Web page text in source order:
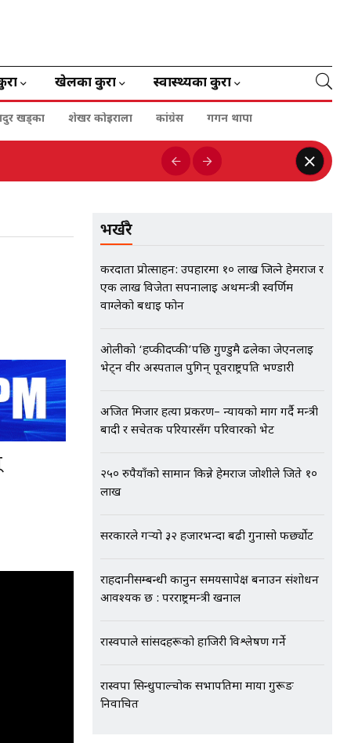
खेलका कुरा स्वास्थ्यका कुरा
खड्का शेखर कोइराला कांग्रेस गगन थापा
भर्खरै
करदाता प्रोत्साहन: उपहारमा १० लाख जित्ने हेमराज र
एक लाख विजेता सपनालाई अर्थमन्त्री स्वर्णिम
वाग्लेको बधाई फोन
ओलीको ‘हप्कीदप्की’पछि गुण्डुमै ढलेका जेएनलाई
भेट्न वीर अस्पताल पुगिन् पूर्वराष्ट्रपति भण्डारी
अजित मिजार हत्या प्रकरण– न्यायको माग गर्दै मन्त्री
बादी र सचेतक परियारसँग परिवारको भेट
२५० रुपैयाँको सामान किन्ने हेमराज जोशीले जिते १०
लाख
सरकारले गर्‍यो ३२ हजारभन्दा बढी गुनासो फर्छ्योट
राहदानीसम्बन्धी कानुन समयसापेक्ष बनाउन संशोधन
आवश्यक छ : परराष्ट्रमन्त्री खनाल
रास्वपाले सांसदहरूको हाजिरी विश्लेषण गर्ने
रास्वपा सिन्धुपाल्चोक सभापतिमा माया गुरूङ
निर्वाचित